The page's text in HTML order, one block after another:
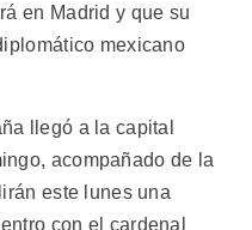
en Madrid y que su
mexicano
llegó a la capital
acompañado de la
este lunes una
con el cardenal